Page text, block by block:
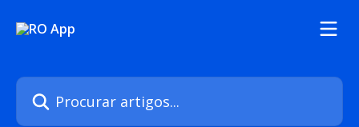
Procurar artigos...